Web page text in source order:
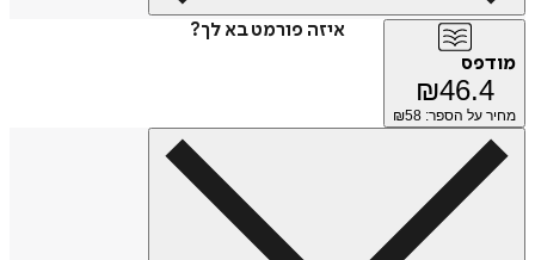
איזה פורמט בא לך?
מודפס
₪46.4
מחיר על הספר: ₪ 58